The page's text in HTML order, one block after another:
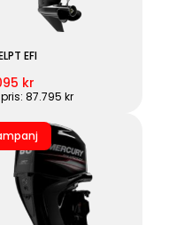
EFI
kr
87.795 kr